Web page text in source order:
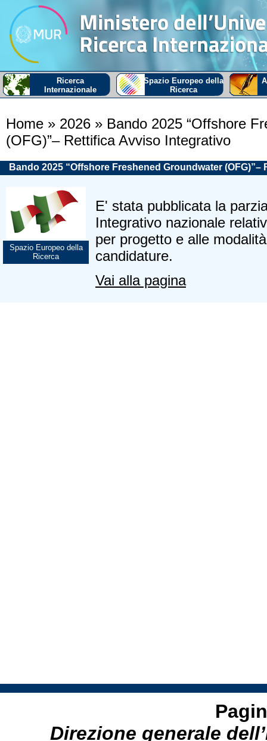
Ricerca
Internazionale
Spazio Europeo della
Ricerca
Home » 2026 » Bando 2025 “Offshore
(OFG)”– Rettifica Avviso Integrativo
Bando 2025 “Offshore Freshened Groundwater
Spazio Europeo della
Ricerca
E' stata pubblicata la
Integrativo nazionale
per progetto e alle
candidature.
Vai alla pagina
Direzione generale